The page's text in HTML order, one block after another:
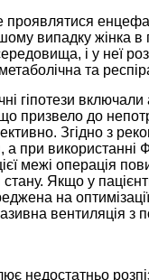
випадку жінка в
і у неї
метаболічна та
гіпотези
призвело до
Згідно з
а при
межі операція
стану. Якщо у
на
вентиляція з
недостатньо